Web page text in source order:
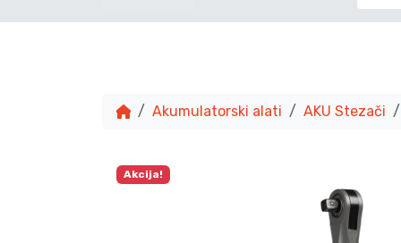
Akumulatorski alati AKU Stezači
Akcija!